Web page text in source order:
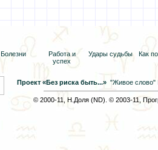
Болезни
Работа и
успех
Удары судьбы Как
Проект «Без риска быть...» "Живое слово"
© 2000-11, Н.Доля (ND). © 2003-11,